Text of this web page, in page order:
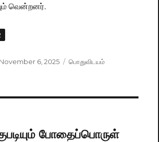
வென்றனர்.
Posted
November 6, 2025 Categories
பொதுவிடயம்
போதைப்பொருள்